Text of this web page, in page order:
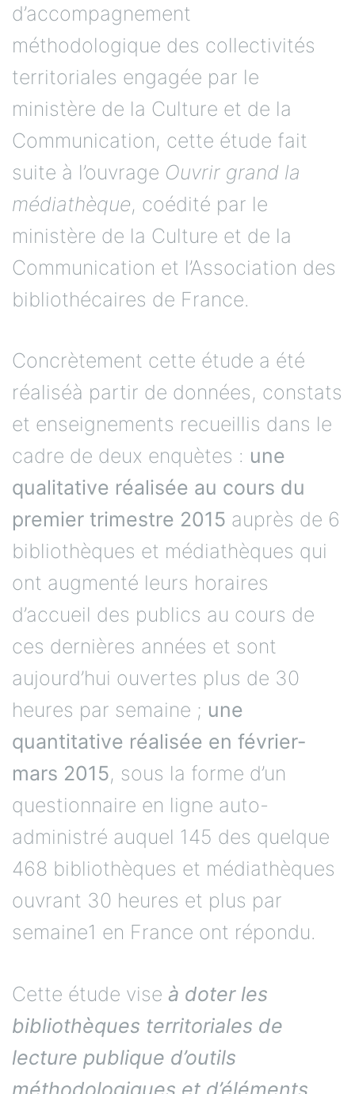
d’accompagnement
méthodologique des collectivités
territoriales engagée par le
ministère de la Culture et de la
Communication, cette étude fait
suite à l’ouvrage Ouvrir grand la
médiathèque, coédité par le
ministère de la Culture et de la
Communication et l’Association des
bibliothécaires de France.
Concrètement cette étude a été
réaliséà partir de données, constats
et enseignements recueillis dans le
cadre de deux enquètes : une
qualitative réalisée au cours du
premier trimestre 2015 auprès de 6
bibliothèques et médiathèques qui
ont augmenté leurs horaires
d’accueil des publics au cours de
ces dernières années et sont
aujourd’hui ouvertes plus de 30
heures par semaine ; une
quantitative réalisée en février-
mars 2015, sous la forme d’un
questionnaire en ligne auto-
administré auquel 145 des quelque
468 bibliothèques et médiathèques
ouvrant 30 heures et plus par
semaine1 en France ont répondu.
Cette étude vise à doter les
bibliothèques territoriales de
lecture publique d’outils
méthodologiques et d’éléments